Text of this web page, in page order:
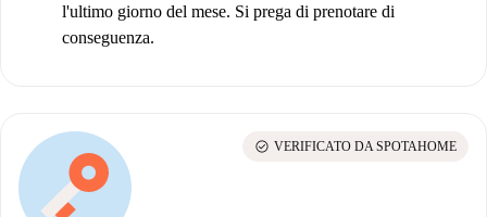
l'ultimo giorno del mese. Si prega di prenotare di
conseguenza.
check_circle VERIFICATO DA SPOTAHOME